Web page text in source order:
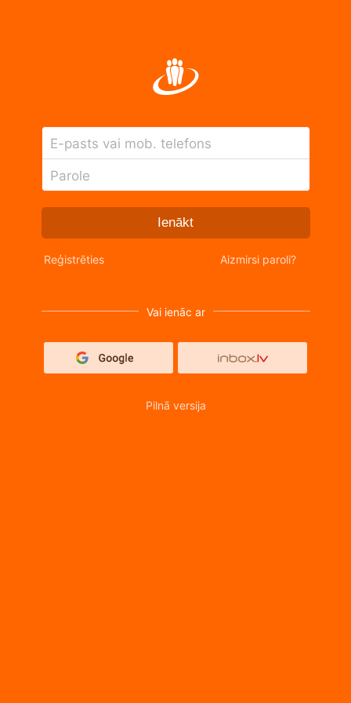
E-pasts vai mob. telefons
Parole
Ienākt
Reģistrēties Aizmirsi paroli?
Vai ienāc ar
Pilnā versija